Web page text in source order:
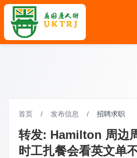
首页 / 发布信息 / 招聘求职
转发: Hamilton 周边
时工扎餐会看英文单